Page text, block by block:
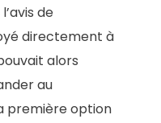
de
directement à
alors
au
première option